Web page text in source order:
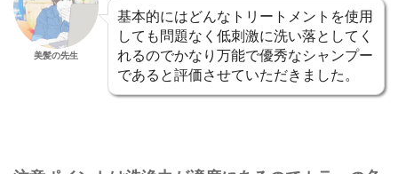
美髪の先生
基本的にはどんなトリートメントを使用
しても問題なく低刺激に洗い落としてく
れるのでかなり万能で優秀なシャンプー
であると評価させていただきました。